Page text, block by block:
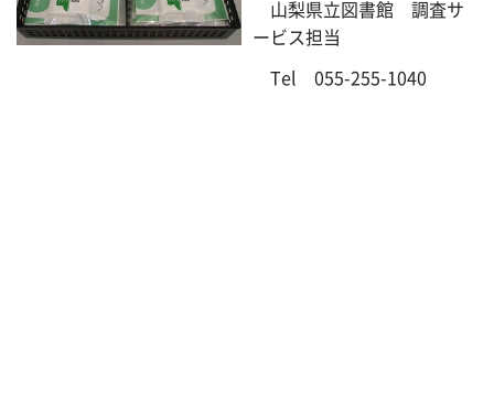
山梨県立図書館 調査サ
ービス担当
Tel 055-255-1040